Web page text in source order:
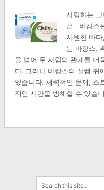
사랑하는
끝 바캉스
시원한 바
는 바캉스.
을 넘어 두 사람의 관계를 더
다. 그러나 바캉스의 설렘 뒤
있습니다. 체력적인 문제, 스
적인 시간을 방해할 수 있습